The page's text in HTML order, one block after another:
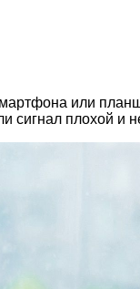
или
сигнал плохой и